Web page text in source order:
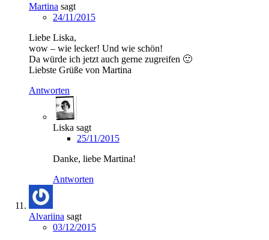
Martina sagt
24/11/2015
Liebe Liska,
wow – wie lecker! Und wie schön!
Da würde ich jetzt auch gerne zugreifen 🙂
Liebste Grüße von Martina
Antworten
Liska sagt
25/11/2015
Danke, liebe Martina!
Antworten
Alvariina sagt
03/12/2015